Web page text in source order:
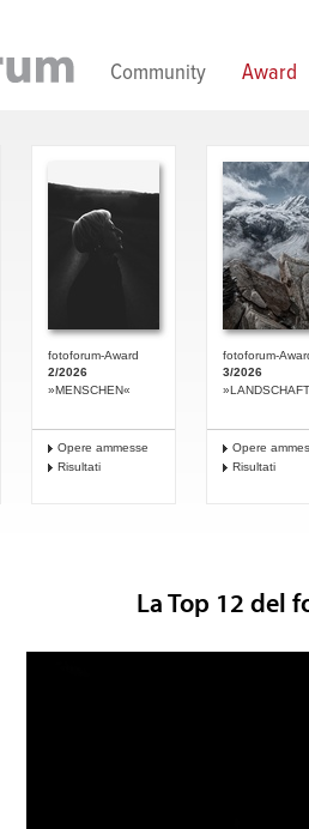
Community Award
fotoforum-Award
2/2026
»MENSCHEN«
Opere ammesse
Risultati
fotoforum-
3/2026
Opere
Risultati
La Top 12 del